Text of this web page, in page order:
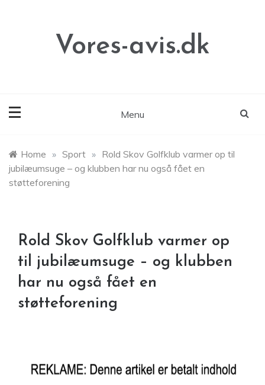
Vores-avis.dk
Menu
Home » Sport » Rold Skov Golfklub varmer op til
jubilæumsuge – og klubben har nu også fået en
støtteforening
Rold Skov Golfklub varmer op
til jubilæumsuge – og klubben
har nu også fået en
støtteforening